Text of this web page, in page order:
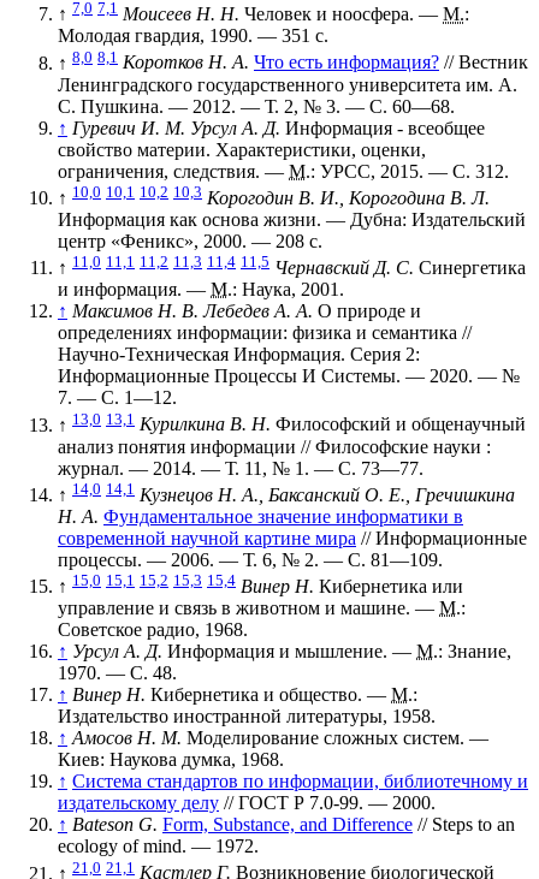
↑ 7,0 7,1 Моисеев Н. Н. Человек и ноосфера. — М.:
Молодая гвардия, 1990. — 351 с.
↑ 8,0 8,1 Коротков Н. А. Что есть информация? // Вестник
Ленинградского государственного университета им. А.
С. Пушкина. — 2012. — Т. 2, № 3. — С. 60—68.
↑ Гуревич И. М. Урсул А. Д. Информация - всеобщее
свойство материи. Характеристики, оценки,
ограничения, следствия. — М.: УРСС, 2015. — С. 312.
↑ 10,0 10,1 10,2 10,3 Корогодин В. И., Корогодина В. Л.
Информация как основа жизни. — Дубна: Издательский
центр «Феникс», 2000. — 208 с.
↑ 11,0 11,1 11,2 11,3 11,4 11,5 Чернавский Д. С. Синергетика
и информация. — М.: Наука, 2001.
↑ Максимов Н. В. Лебедев А. А. О природе и
определениях информации: физика и семантика //
Научно-Техническая Информация. Серия 2:
Информационные Процессы И Системы. — 2020. — №
7. — С. 1—12.
↑ 13,0 13,1 Курилкина В. Н. Философский и общенаучный
анализ понятия информации // Философские науки :
журнал. — 2014. — Т. 11 , № 1 . — С. 73—77.
↑ 14,0 14,1 Кузнецов Н. А., Баксанский О. Е., Гречишкина
Н. А. Фундаментальное значение информатики в
современной научной картине мира // Информационные
процессы. — 2006. — Т. 6, № 2. — С. 81—109.
↑ 15,0 15,1 15,2 15,3 15,4 Винер Н. Кибернетика или
управление и связь в животном и машине. — М.:
Советское радио, 1968.
↑ Урсул А. Д. Информация и мышление. — М.: Знание,
1970. — С. 48.
↑ Винер Н. Кибернетика и общество. — М.:
Издательство иностранной литературы, 1958.
↑ Амосов Н. М. Моделирование сложных систем. —
Киев: Наукова думка, 1968.
↑ Система стандартов по информации, библиотечному и
издательскому делу // ГОСТ Р 7.0-99. — 2000.
↑ Bateson G. Form, Substance, and Difference // Steps to an
ecology of mind. — 1972.
↑ 21,0 21,1 Кастлер Г. Возникновение биологической